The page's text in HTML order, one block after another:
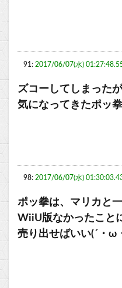
91: 2017/06/07(水)
ズコーしてしまったが
気になってきたポッ拳
98: 2017/06/07(水)
ポッ拳は、マリカと
WiiU版なかったこと
売り出せばいい(´・ω